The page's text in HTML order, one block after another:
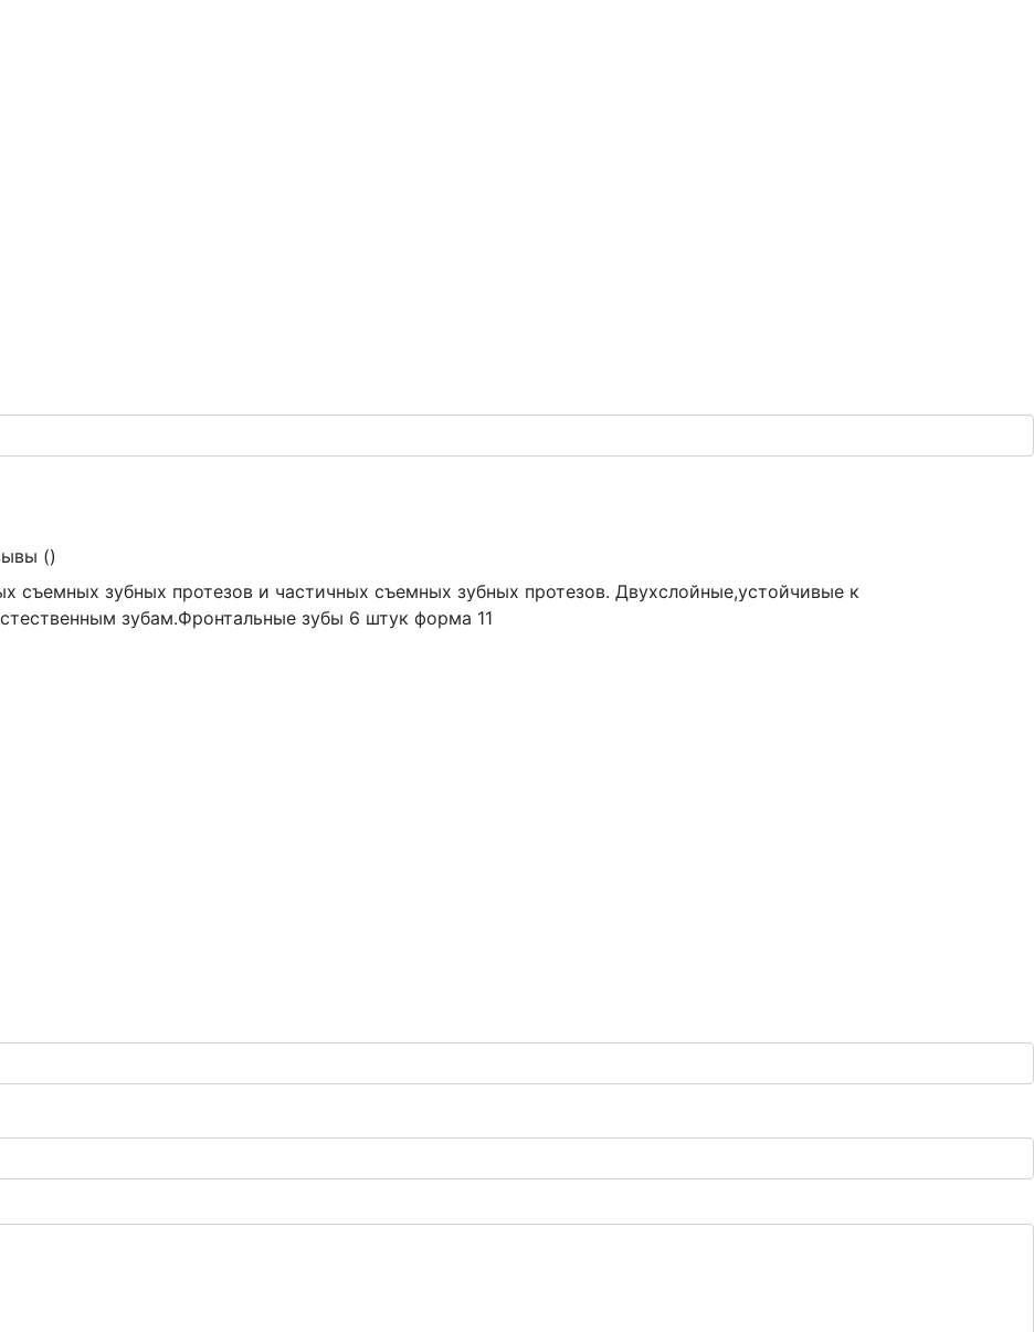
()
съемных зубных протезов и частичных съемных зубных протезов. Двухслойные,устойчивые к
зубам.Фронтальные зубы 6 штук форма 11